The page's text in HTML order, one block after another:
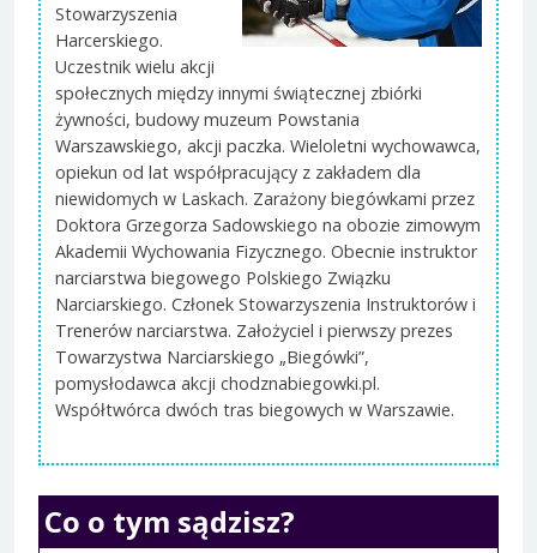
Stowarzyszenia
Harcerskiego.
Uczestnik wielu akcji
społecznych między innymi świątecznej zbiórki
żywności, budowy muzeum Powstania
Warszawskiego, akcji paczka. Wieloletni wychowawca,
opiekun od lat współpracujący z zakładem dla
niewidomych w Laskach. Zarażony biegówkami przez
Doktora Grzegorza Sadowskiego na obozie zimowym
Akademii Wychowania Fizycznego. Obecnie instruktor
narciarstwa biegowego Polskiego Związku
Narciarskiego. Członek Stowarzyszenia Instruktorów i
Trenerów narciarstwa. Założyciel i pierwszy prezes
Towarzystwa Narciarskiego „Biegówki”,
pomysłodawca akcji chodznabiegowki.pl.
Współtwórca dwóch tras biegowych w Warszawie.
Co o tym sądzisz?